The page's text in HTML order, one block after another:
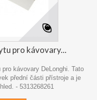
pro kávovary...
kávovary DeLonghi. Tato
přední části přístroje a je
- 5313268261